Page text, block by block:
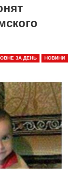
ЗА ДЕНЬ НОВИНИ